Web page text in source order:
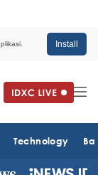
Install
Technology